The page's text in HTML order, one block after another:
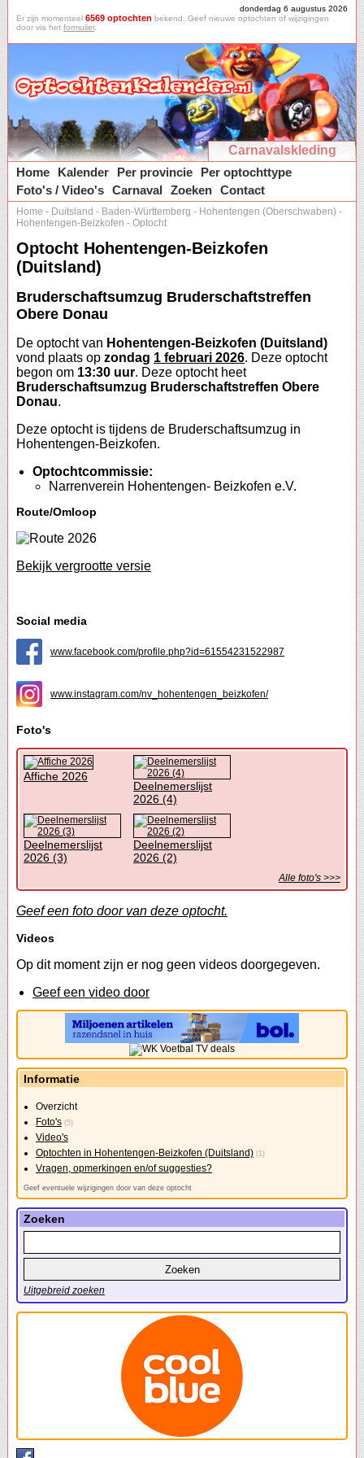
donderdag 6 augustus 2026
Er zijn momenteel 6569 optochten bekend. Geef nieuwe optochten of wijzigingen
door via het formulier.
Carnavalskleding
Home
Kalender Per provincie
Per optochttype
Foto's / Video's Carnaval Zoeken Contact
Home - Duitsland - Baden-Württemberg - Hohentengen (Oberschwaben) -
Hohentengen-Beizkofen - Optocht
Optocht Hohentengen-Beizkofen
(Duitsland)
Bruderschaftsumzug Bruderschaftstreffen
Obere Donau
De optocht van Hohentengen-Beizkofen (Duitsland)
vond plaats op zondag 1 februari 2026. Deze optocht
begon om 13:30 uur. Deze optocht heet
Bruderschaftsumzug Bruderschaftstreffen Obere
Donau.
Deze optocht is tijdens de Bruderschaftsumzug in
Hohentengen-Beizkofen.
Optochtcommissie:
Narrenverein Hohentengen- Beizkofen e.V.
Route/Omloop
Bekijk vergrootte versie
Social media
www.facebook.com/profile.php?id=61554231522987
www.instagram.com/nv_hohentengen_beizkofen/
Foto's
Affiche 2026
Deelnemerslijst
2026 (4)
Deelnemerslijst
2026 (3)
Deelnemerslijst
2026 (2)
Alle foto's >>>
Geef een foto door van deze optocht.
Videos
Op dit moment zijn er nog geen videos doorgegeven.
Geef een video door
Informatie
Overzicht
Foto's (5)
Video's
Optochten in Hohentengen-Beizkofen (Duitsland) (1)
Vragen, opmerkingen en/of suggesties?
Geef eventuele wijzigingen door van deze optocht
Zoeken
Uitgebreid zoeken